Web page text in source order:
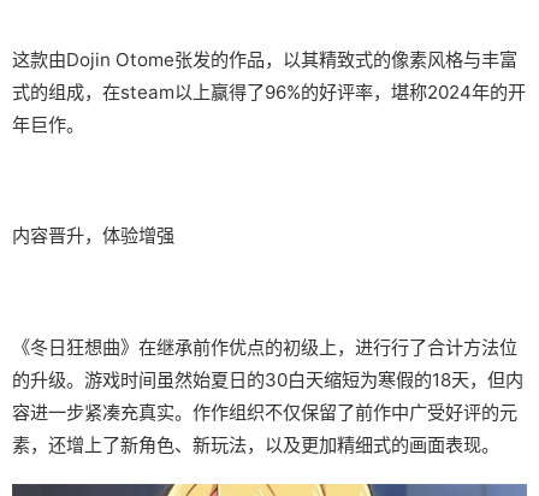
这款由Dojin Otome张发的作品，以其精致式的像素风格与丰富
式的组成，在steam以上赢得了​​96%的好评率​​，堪称2024年的开
年巨作。
内容晋升，体验增强
《冬日狂想曲》在继承前作优点的初级上，进行行了合计方法位
的升级。游戏时间虽然始夏日的30白天缩短为寒假的18天，但内
容进一步紧凑充真实。作作组织不仅保留了前作中广受好评的元
素，还增上了​​新角色、新玩法​​，以及更加精细式的画面表现。